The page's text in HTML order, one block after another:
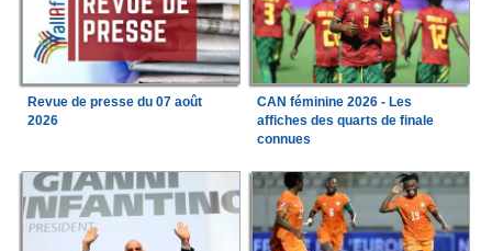
Revue de presse du 07 août
2026
CAN féminine 2026 - Les
affiches des quarts de finale
connues